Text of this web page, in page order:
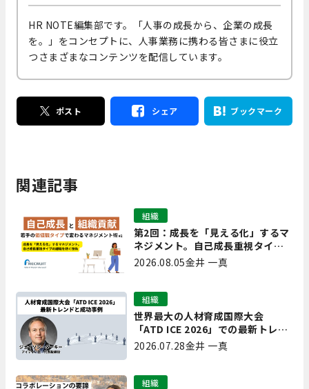
HR NOTE編集部です。「人事の成長から、企業の成長
を。」をコンセプトに、人事業務に携わる皆さまに役立
つさまざまなコンテンツを配信しています。
ポスト シェア ブックマーク
関連記事
第2回：成長を「見える化」するマ
ネジメント。自己成長重視タイプ
の離職を防ぐ技術
組織
2026.08.05金井 一真
世界最大の人材育成国際大会
「ATD ICE 2026」での最新トレン
ドと成功事例｜「重要で実用的
な、日本にも合う」ホットトピッ
組織
2026.07.28金井 一真
組織